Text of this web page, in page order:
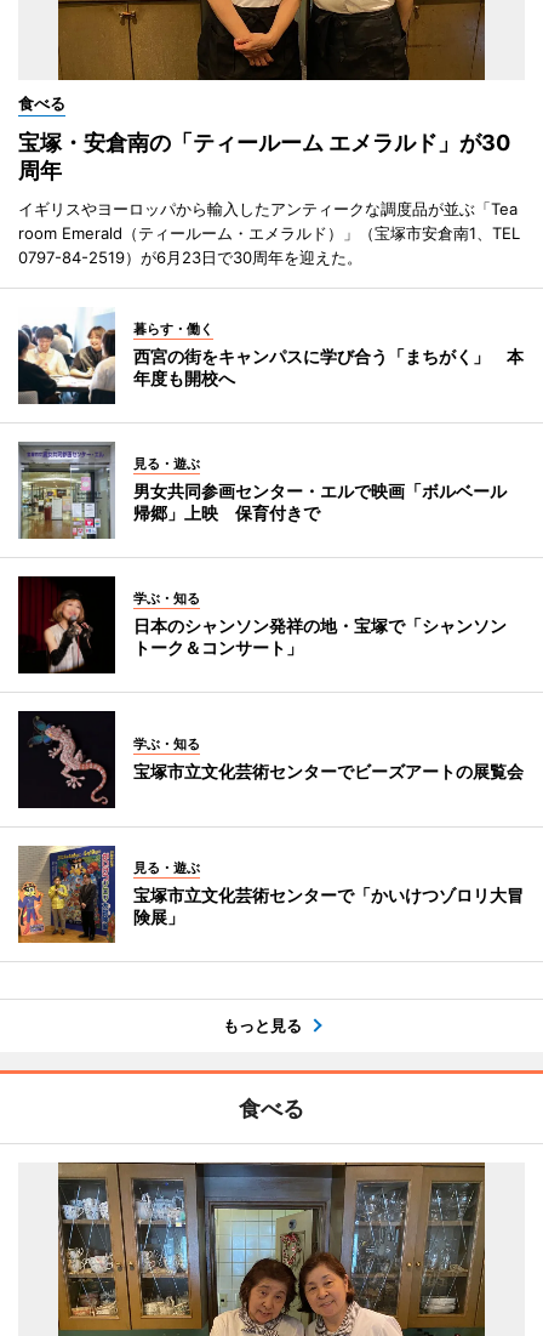
食べる
宝塚・安倉南の「ティールーム エメラルド」が30
周年
イギリスやヨーロッパから輸入したアンティークな調度品が並ぶ「Tea
room Emerald（ティールーム・エメラルド）」（宝塚市安倉南1、TEL
0797-84-2519）が6月23日で30周年を迎えた。
暮らす・働く
西宮の街をキャンパスに学び合う「まちがく」 本
年度も開校へ
見る・遊ぶ
男女共同参画センター・エルで映画「ボルベール
帰郷」上映 保育付きで
学ぶ・知る
日本のシャンソン発祥の地・宝塚で「シャンソン
トーク＆コンサート」
学ぶ・知る
宝塚市立文化芸術センターでビーズアートの展覧会
見る・遊ぶ
宝塚市立文化芸術センターで「かいけつゾロリ大冒
険展」
もっと見る
食べる